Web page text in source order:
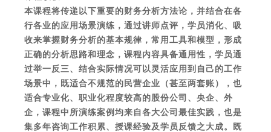
本课程将传递以下重要的财务分析方法论，并结合在各
行各业的应用场景演练，通过讲师点评，学员消化、吸
收来掌握财务分析的基本规律，常用工具和模型，形成
正确的分析思路和理念，课程内容具备通用性，学员通
过举一反三、结合实际情况可以灵活应用到自己的工作
场景中，既适合不规范的民营企业（甚至两套账），也
适合专业化、职业化程度较高的股份公司、央企、外
企，课程中所演练案例均来自各大公司最佳实践，也是
集多年咨询工作积累、授课经验及学员反馈之大成。既